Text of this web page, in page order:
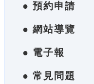
● 預約申請
● 網站導覽
● 電子報
● 常見問題